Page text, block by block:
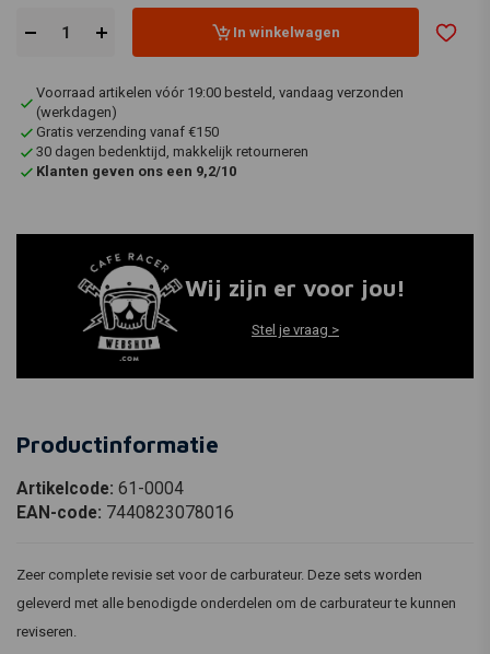
In winkelwagen
Voorraad artikelen vóór 19:00 besteld, vandaag verzonden
(werkdagen)
Gratis verzending vanaf €150
30 dagen bedenktijd, makkelijk retourneren
Klanten geven ons een 9,2/10
Wij zijn er voor jou!
Stel je vraag >
Productinformatie
Artikelcode: 61-0004
EAN-code: 7440823078016
Zeer complete revisie set voor de carburateur. Deze sets worden
geleverd met alle benodigde onderdelen om de carburateur te kunnen
reviseren.